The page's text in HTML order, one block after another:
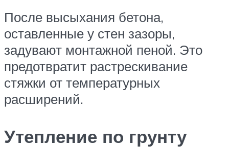
После высыхания бетона,
оставленные у стен зазоры,
задувают монтажной пеной. Это
предотвратит растрескивание
стяжки от температурных
расширений.
Утепление по грунту